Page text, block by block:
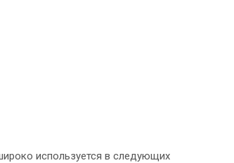
используется в следующих